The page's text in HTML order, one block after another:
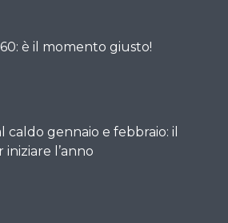
è il momento giusto!
caldo gennaio e febbraio: il
l’anno